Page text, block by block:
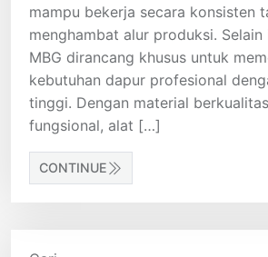
mampu bekerja secara konsisten
menghambat alur produksi.
MBG dirancang khusus untuk
kebutuhan dapur profesional
tinggi. Dengan material
fungsional, alat […]
CONTINUE